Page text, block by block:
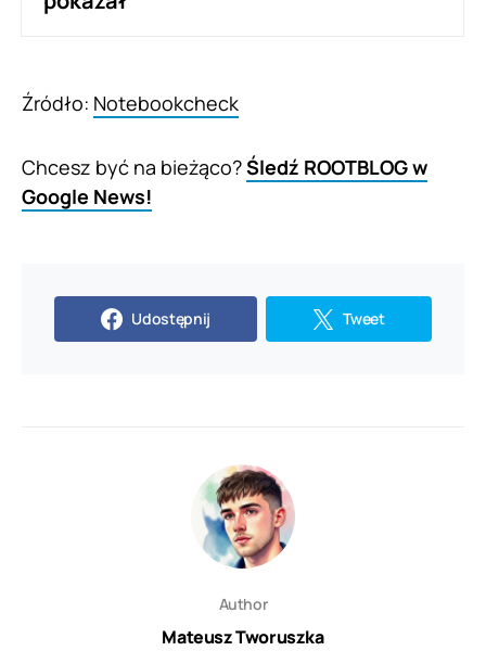
Źródło: Notebookcheck
Chcesz być na bieżąco?Śledź ROOTBLOG w
Google News!
Udostępnij Tweet
Author
Mateusz Tworuszka